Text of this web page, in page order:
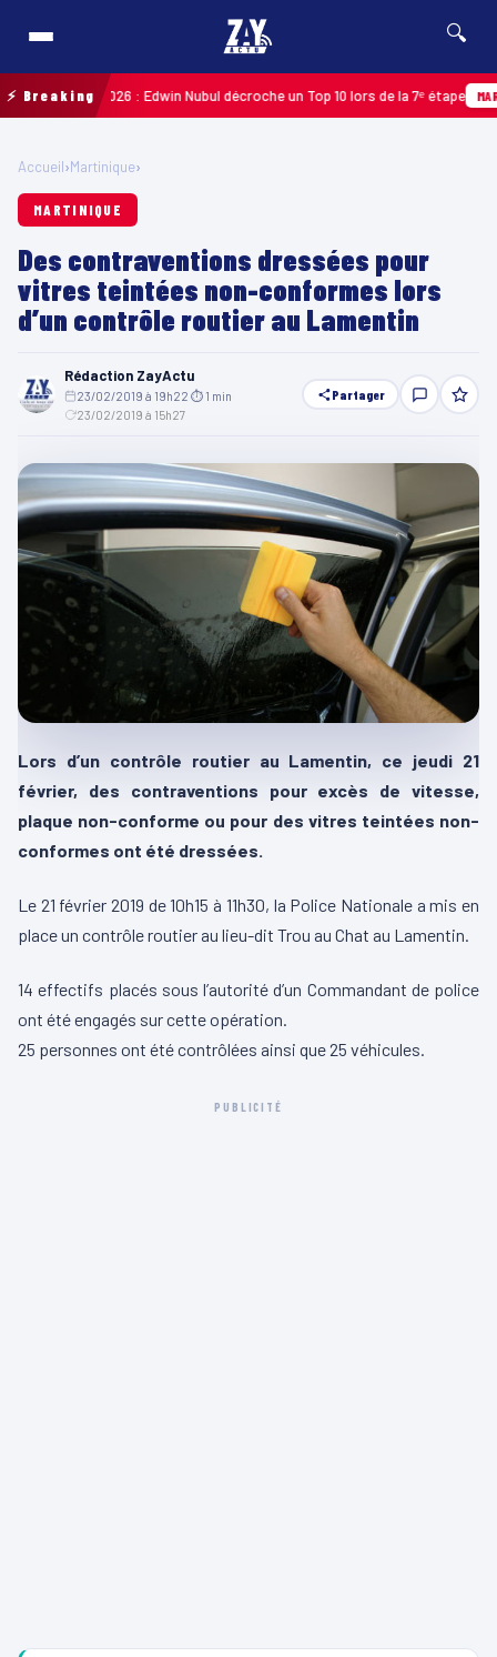
🔍
⚡ Breaking2026 : Edwin Nubul décroche un Top 10 lors de la 7ᵉ étape
Accueil›Martinique›
MARTINIQUE
Des contraventions dressées pour
vitres teintées non-conformes lors
d’un contrôle routier au Lamentin
Rédaction ZayActu
23/02/2019 à 19h22 ⏱ 1 min
23/02/2019 à 15h27
Partager
Lors d’un contrôle routier au Lamentin, ce jeudi 21
février, des contraventions pour excès de vitesse,
plaque non-conforme ou pour des vitres teintées non-
conformes ont été dressées.
Le 21 février 2019 de 10h15 à 11h30, la Police Nationale a mis en
place un contrôle routier au lieu-dit Trou au Chat au Lamentin.
14 effectifs placés sous l’autorité d’un Commandant de police
ont été engagés sur cette opération.
25 personnes ont été contrôlées ainsi que 25 véhicules.
PUBLICITÉ